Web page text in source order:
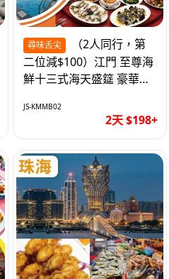
尋味舌尖
二位減$100）江門 至尊海
鮮十三式海天盛筵 豪華三
2天
JS-KMMB02
2天 $198+